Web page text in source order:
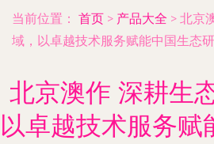
当前位置： 首页 > 产品大全 > 北京
域，以卓越技术服务赋能中国生态
北京澳作 深耕生
以卓越技术服务赋